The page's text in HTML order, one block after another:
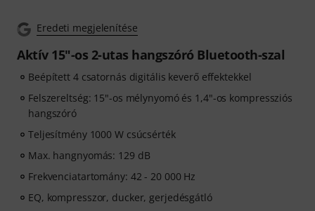
Eredeti megjelenítése
Aktív 15"-os 2-utas hangszóró Bluetooth-szal
Beépített 4 csatornás digitális keverő effektekkel
Felszereltség: 15"-os mélynyomó és 1,4"-os kompressziós
hangszóró
Teljesítmény 1000 W csúcsérték
Max. hangnyomás: 129 dB
Frekvenciatartomány: 42 - 20 000 Hz
EQ, kompresszor, ducker, gerjedésgátló